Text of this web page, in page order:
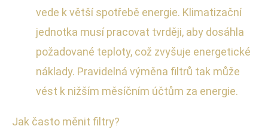
vede k větší spotřebě energie. Klimatizační
jednotka musí pracovat tvrději, aby dosáhla
požadované teploty, což zvyšuje energetické
náklady. Pravidelná výměna filtrů tak může
vést k nižším měsíčním účtům za energie.
Jak často měnit filtry?